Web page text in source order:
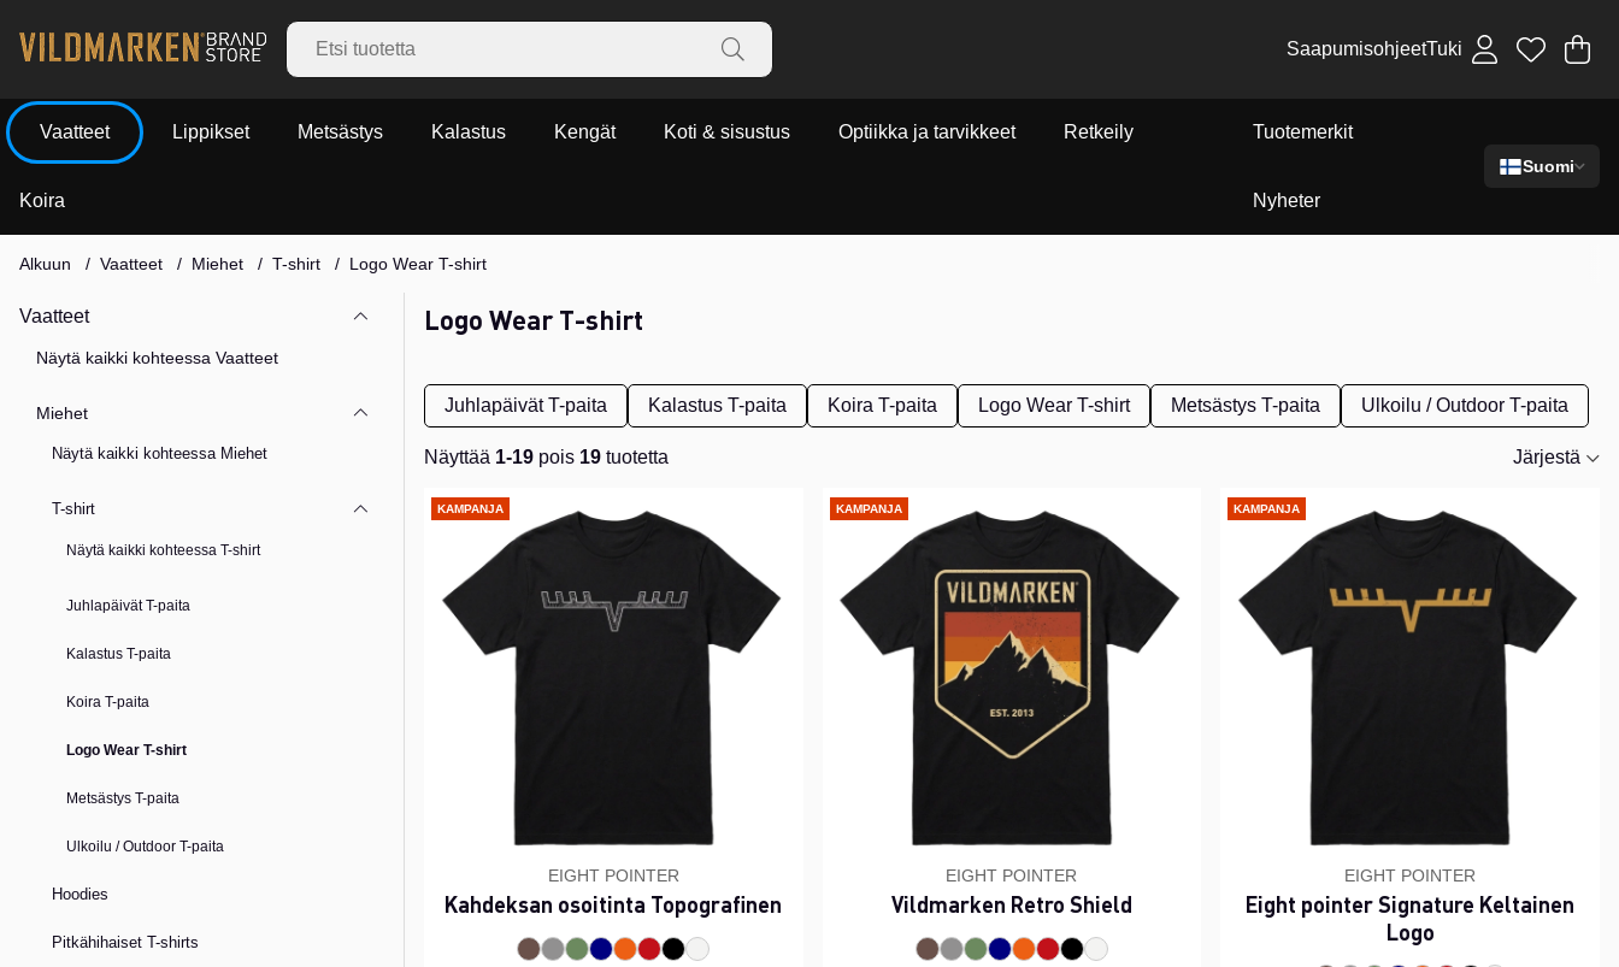
SaapumisohjeetTuki .
Vaatteet Lippikset Metsästys Kalastus Kengät Koti & sisustus Optiikka ja tarvikkeet Retkeily
Koira
Tuotemerkit
Nyheter
Suomi
Alkuun Vaatteet Miehet T-shirt Logo Wear T-shirt
Vaatteet
Näytä kaikki kohteessa Vaatteet
Miehet
Näytä kaikki kohteessa Miehet
T-shirt
Näytä kaikki kohteessa T-shirt
Juhlapäivät T-paita
Kalastus T-paita
Koira T-paita
Logo Wear T-shirt
Metsästys T-paita
Ulkoilu / Outdoor T-paita
Hoodies
Pitkähihaiset T-shirts
Logo Wear T-shirt
Juhlapäivät T-paita Kalastus T-paita Koira T-paita Logo Wear T-shirt Metsästys T-paita Ulkoilu / Outdoor T-paita
Näyttää 1-19 pois 19 tuotetta
Järjestä
Tuotteet
KAMPANJA
EIGHT POINTER
Kahdeksan osoitinta Topografinen
KAMPANJA
EIGHT POINTER
Vildmarken Retro Shield
KAMPANJA
EIGHT POINTER
Eight pointer Signature Keltainen
Logo